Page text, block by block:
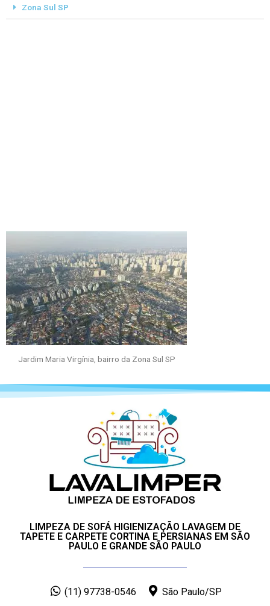
Zona Sul SP
Jardim Maria Virgínia, bairro da Zona Sul SP
LIMPEZA DE SOFÁ HIGIENIZAÇÃO LAVAGEM DE
TAPETE E CARPETE CORTINA E PERSIANAS EM SÃO
PAULO E GRANDE SÃO PAULO
(11) 97738-0546 São Paulo/SP